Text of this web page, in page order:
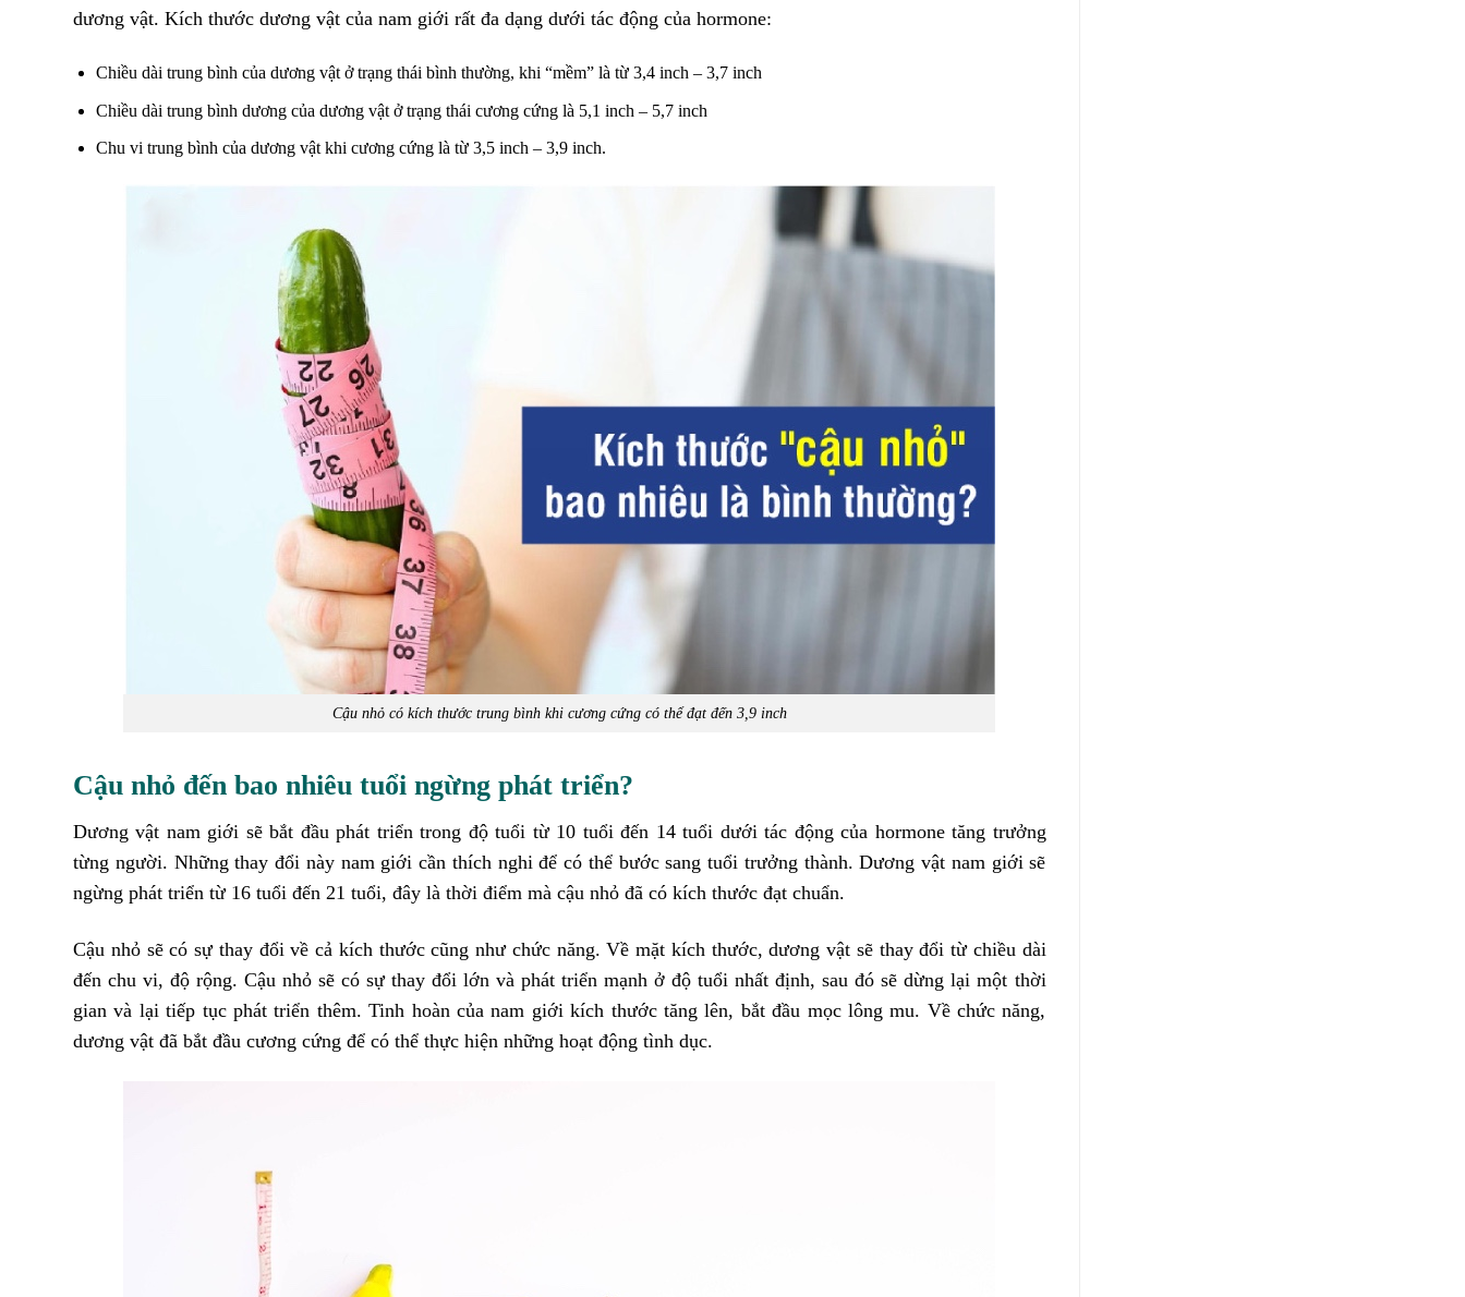
dương vật. Kích thước dương vật của nam giới rất đa dạng dưới tác động của hormone:
Chiều dài trung bình của dương vật ở trạng thái bình thường, khi “mềm” là từ 3,4 inch – 3,7 inch
Chiều dài trung bình dương của dương vật ở trạng thái cương cứng là 5,1 inch – 5,7 inch
Chu vi trung bình của dương vật khi cương cứng là từ 3,5 inch – 3,9 inch.
Cậu nhỏ có kích thước trung bình khi cương cứng có thể đạt đến 3,9 inch
Cậu nhỏ đến bao nhiêu tuổi ngừng phát triển?
Dương vật nam giới sẽ bắt đầu phát triển trong độ tuổi từ 10 tuổi đến 14 tuổi dưới tác động của hormone tăng trưởng
từng người. Những thay đổi này nam giới cần thích nghi để có thể bước sang tuổi trưởng thành. Dương vật nam giới sẽ
ngừng phát triển từ 16 tuổi đến 21 tuổi, đây là thời điểm mà cậu nhỏ đã có kích thước đạt chuẩn.
Cậu nhỏ sẽ có sự thay đổi về cả kích thước cũng như chức năng. Về mặt kích thước, dương vật sẽ thay đổi từ chiều dài
đến chu vi, độ rộng. Cậu nhỏ sẽ có sự thay đổi lớn và phát triển mạnh ở độ tuổi nhất định, sau đó sẽ dừng lại một thời
gian và lại tiếp tục phát triển thêm. Tinh hoàn của nam giới kích thước tăng lên, bắt đầu mọc lông mu. Về chức năng,
dương vật đã bắt đầu cương cứng để có thể thực hiện những hoạt động tình dục.